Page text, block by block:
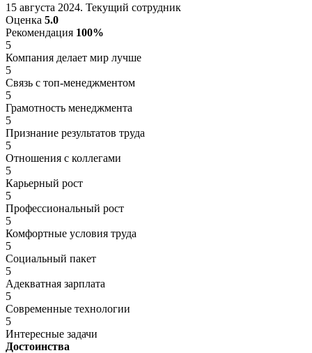
15 августа 2024. Текущий сотрудник
Оценка 5.0
Рекомендация 100%
5
Компания делает мир лучше
5
Связь с топ-менеджментом
5
Грамотность менеджмента
5
Признание результатов труда
5
Отношения с коллегами
5
Карьерный рост
5
Профессиональный рост
5
Комфортные условия труда
5
Социальный пакет
5
Адекватная зарплата
5
Современные технологии
5
Интересные задачи
Достоинства